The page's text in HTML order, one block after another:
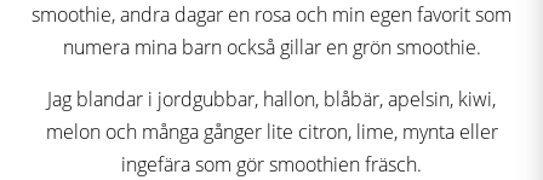
smoothie, andra dagar en rosa och min egen favorit som
numera mina barn också gillar en grön smoothie.
Jag blandar i jordgubbar, hallon, blåbär, apelsin, kiwi,
melon och många gånger lite citron, lime, mynta eller
ingefära som gör smoothien fräsch.